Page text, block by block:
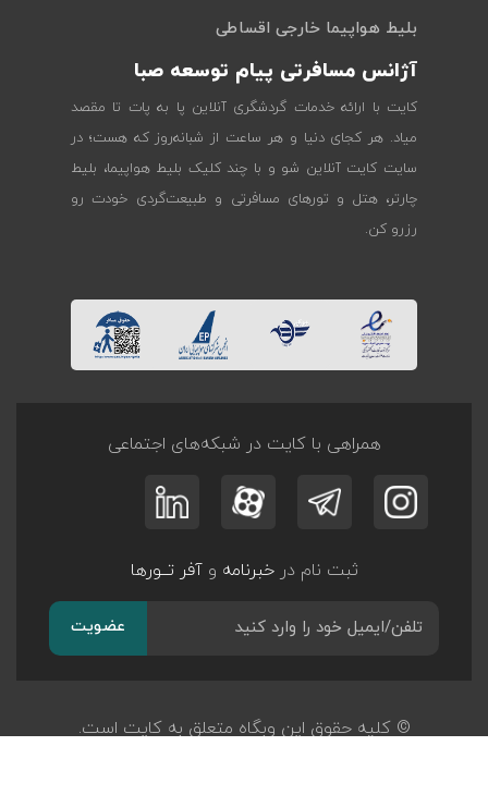
بلیط هواپیما خارجی اقساطی
آژانس مسافرتی پیام توسعه صبا
کایت با ارائه خدمات گردشگری آنلاین پا به پات تا مقصد
میاد. هر کجای دنیا و هر ساعت از شبانه‌روز که هست؛ در
سایت کایت آنلاین شو و با چند کلیک بلیط هواپیما، بلیط
چارتر، هتل و تورهای مسافرتی و طبیعت‌گردی خودت رو
رزرو کن.
همراهی با کایت در شبکه‌های اجتماعی
ثبت نام درخبرنامه وآفر تــورها
عضویت
© کلیه حقوق این وبگاه متعلق به کایت است.